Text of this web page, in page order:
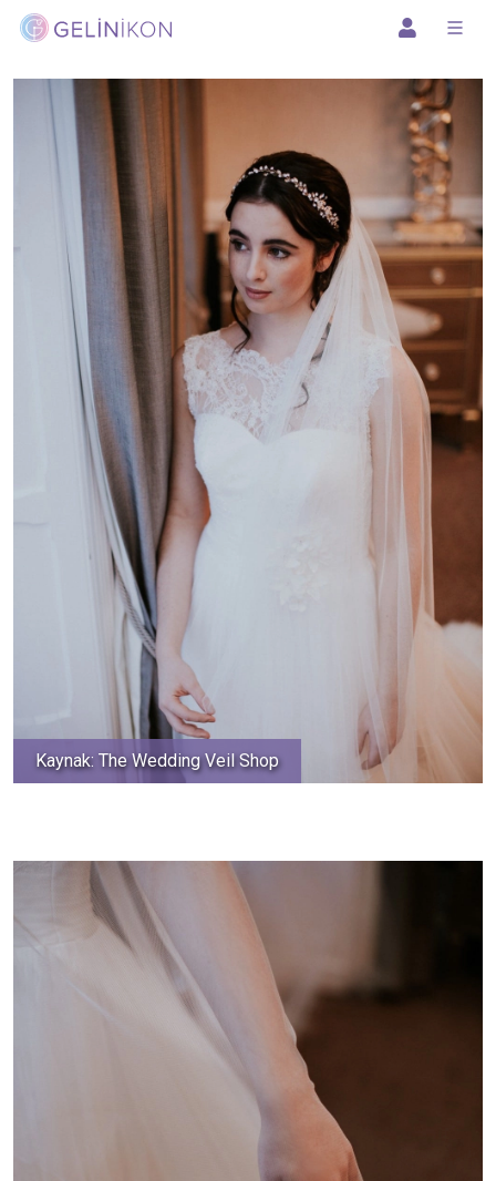
Kaynak: The Wedding Veil Shop